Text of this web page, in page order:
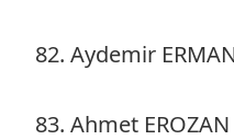
82. Aydemir
83. Ahmet